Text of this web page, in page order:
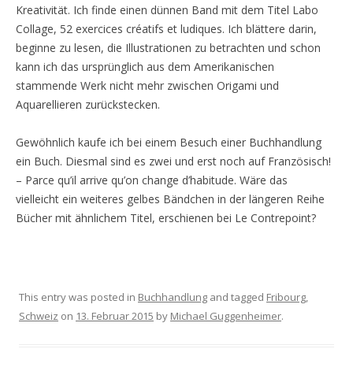
Kreativität. Ich finde einen dünnen Band mit dem Titel Labo
Collage, 52 exercices créatifs et ludiques. Ich blättere darin,
beginne zu lesen, die Illustrationen zu betrachten und schon
kann ich das ursprünglich aus dem Amerikanischen
stammende Werk nicht mehr zwischen Origami und
Aquarellieren zurückstecken.
Gewöhnlich kaufe ich bei einem Besuch einer Buchhandlung
ein Buch. Diesmal sind es zwei und erst noch auf Französisch!
– Parce qu’il arrive qu’on change d’habitude. Wäre das
vielleicht ein weiteres gelbes Bändchen in der längeren Reihe
Bücher mit ähnlichem Titel, erschienen bei Le Contrepoint?
This entry was posted in Buchhandlung and tagged Fribourg,
Schweiz on 13. Februar 2015 by Michael Guggenheimer.